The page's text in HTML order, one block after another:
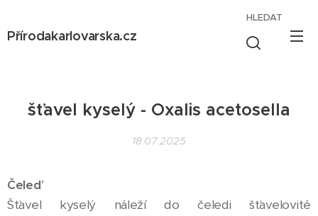
Přírodakarlovarska.cz
HLEDAT
šťavel kyselý - Oxalis acetosella
18.07.2025
Čeleď
Šťavel kyselý náleží do čeledi šťavelovité